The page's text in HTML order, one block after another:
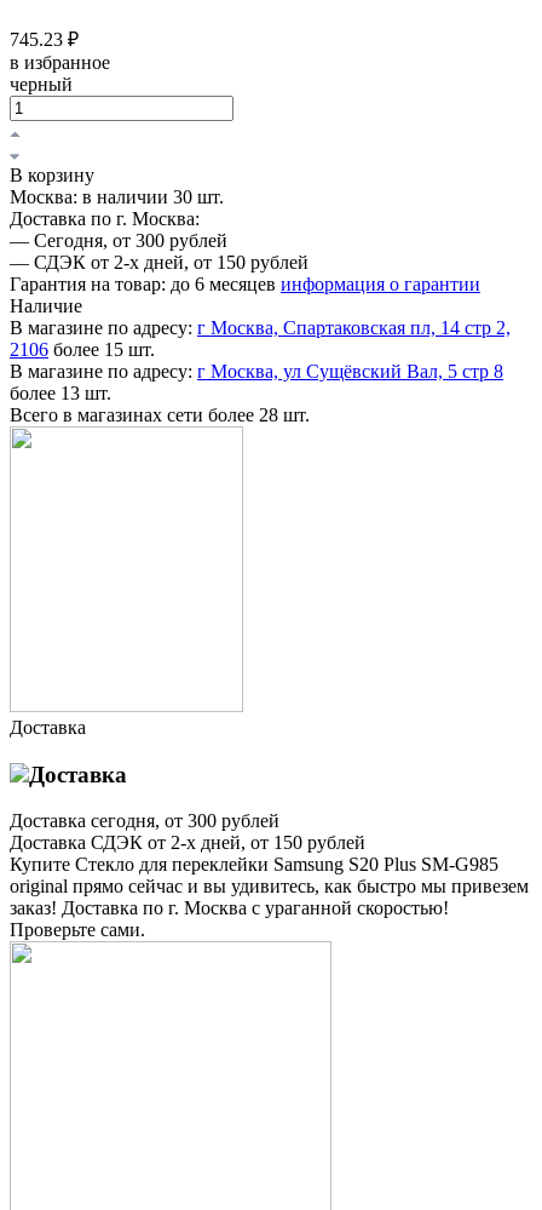
745.23 ₽
в избранное
черный
В корзину
Москва: в наличии 30 шт.
Доставка по г. Москва:
— Сегодня, от 300 рублей
— СДЭК от 2-х дней, от 150 рублей
Гарантия на товар: до 6 месяцев информация о гарантии
Наличие
В магазине по адресу: г Москва, Спартаковская пл, 14 стр 2,
2106 более 15 шт.
В магазине по адресу: г Москва, ул Сущёвский Вал, 5 стр 8
более 13 шт.
Всего в магазинах сети более 28 шт.
Доставка
Доставка
Доставка сегодня, от 300 рублей
Доставка СДЭК от 2-х дней, от 150 рублей
Купите Стекло для переклейки Samsung S20 Plus SM-G985
original прямо сейчас и вы удивитесь, как быстро мы привезем
заказ! Доставка по г. Москва с ураганной скоростью!
Проверьте сами.